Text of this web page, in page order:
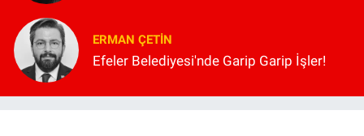
ERMAN ÇETIN
Efeler Belediyesi'nde Garip Garip İşler!